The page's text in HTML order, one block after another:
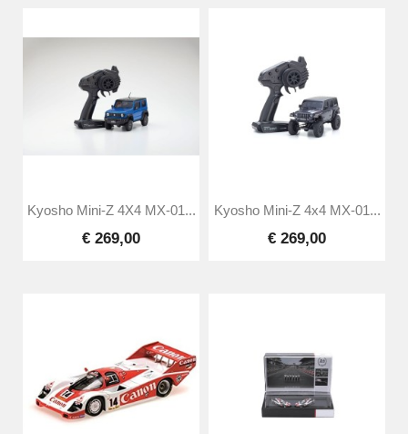
Kyosho Mini-Z 4X4 MX-01...
€ 269,00
Kyosho Mini-Z 4x4 MX-01...
€ 269,00